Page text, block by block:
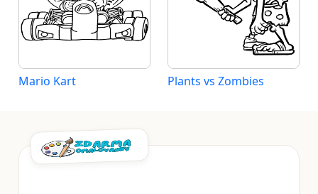
Mario Kart Plants vs Zombies